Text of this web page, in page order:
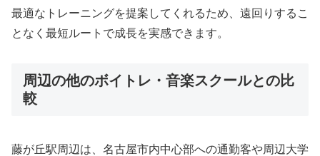
最適なトレーニングを提案してくれるため、遠回りするこ
となく最短ルートで成長を実感できます。
周辺の他のボイトレ・音楽スクールとの比
較
藤が丘駅周辺は、名古屋市内中心部への通勤客や周辺大学